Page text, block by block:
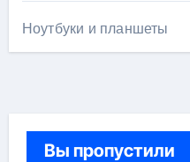
Ноутбуки и планшеты
Вы пропустили